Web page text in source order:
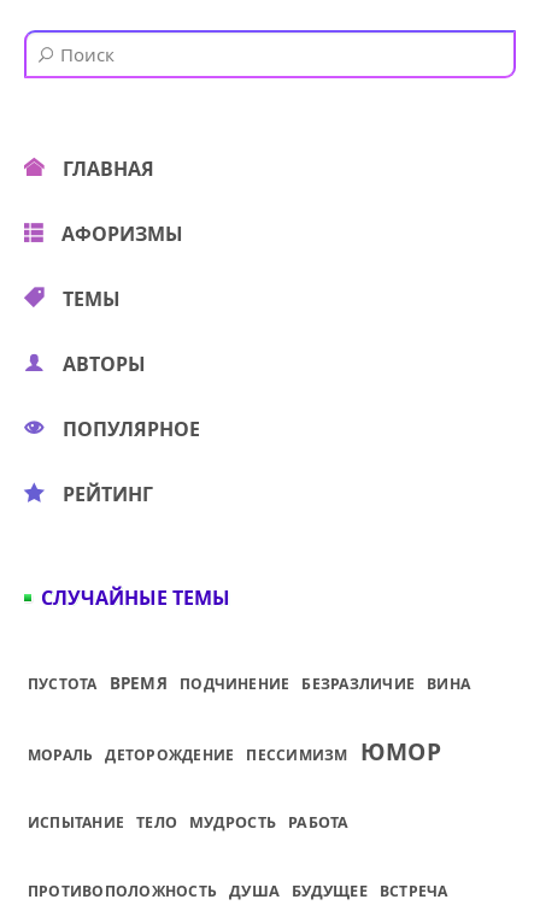
ГЛАВНАЯ
АФОРИЗМЫ
ТЕМЫ
АВТОРЫ
ПОПУЛЯРНОЕ
РЕЙТИНГ
СЛУЧАЙНЫЕ ТЕМЫ
ПУСТОТА ВРЕМЯ ПОДЧИНЕНИЕ БЕЗРАЗЛИЧИЕ ВИНА
МОРАЛЬ ДЕТОРОЖДЕНИЕ ПЕССИМИЗМ ЮМОР
ИСПЫТАНИЕ ТЕЛО МУДРОСТЬ РАБОТА
ПРОТИВОПОЛОЖНОСТЬ ДУША БУДУЩЕЕ ВСТРЕЧА